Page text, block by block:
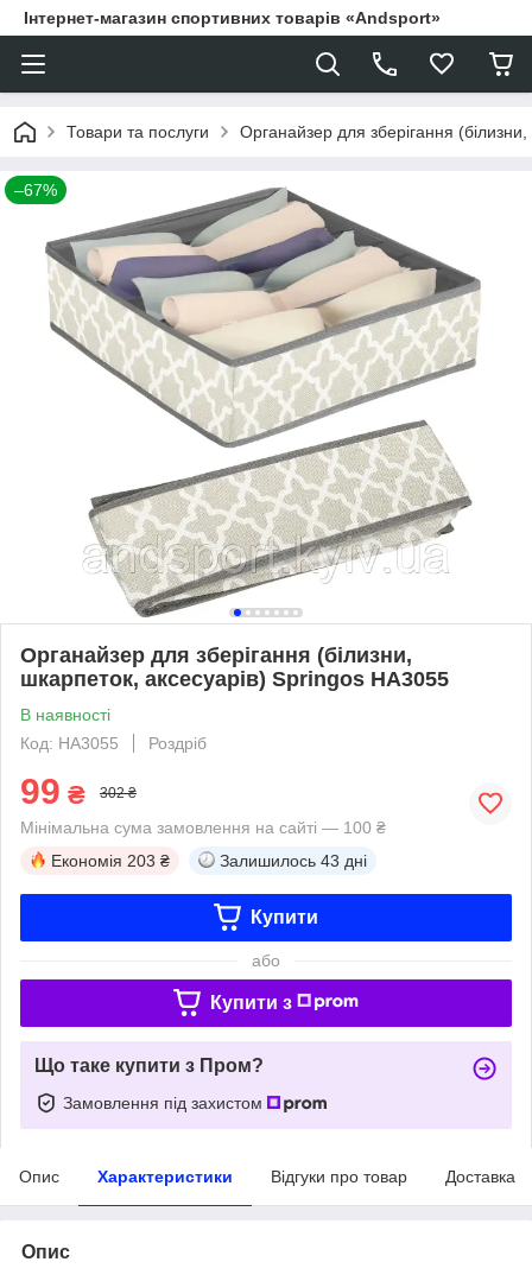
Інтернет-магазин спортивних товарів «Andsport»
Товари та послуги Органайзер для зберігання
–67%
Органайзер для зберігання (білизни,
шкарпеток, аксесуарів) Springos HA3055
В наявності
Код: HA3055
Роздріб
99 ₴ 302 ₴
Мінімальна сума замовлення на сайті — 100 ₴
Економія 203 ₴ Залишилось 43 дні
Купити
або
Купити з
Що таке купити з Пром?
Замовлення під захистом
Опис Характеристики Відгуки про товар Доставка
Опис